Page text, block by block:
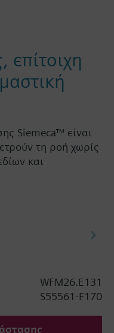
επίτοιχη
Siemeca™ είναι
τη ροή χωρίς
και
σε
τρέχουσες
θέρμανσης/
single-jet
cell σε διάφορα
τοποθέτησης
WFM26.E131
S55561-F170